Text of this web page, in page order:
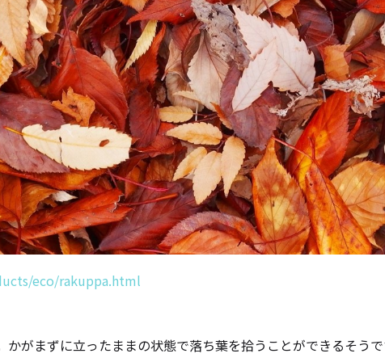
eco/rakuppa.html
かがまずに立ったままの状態で落ち葉を拾うことができるそう